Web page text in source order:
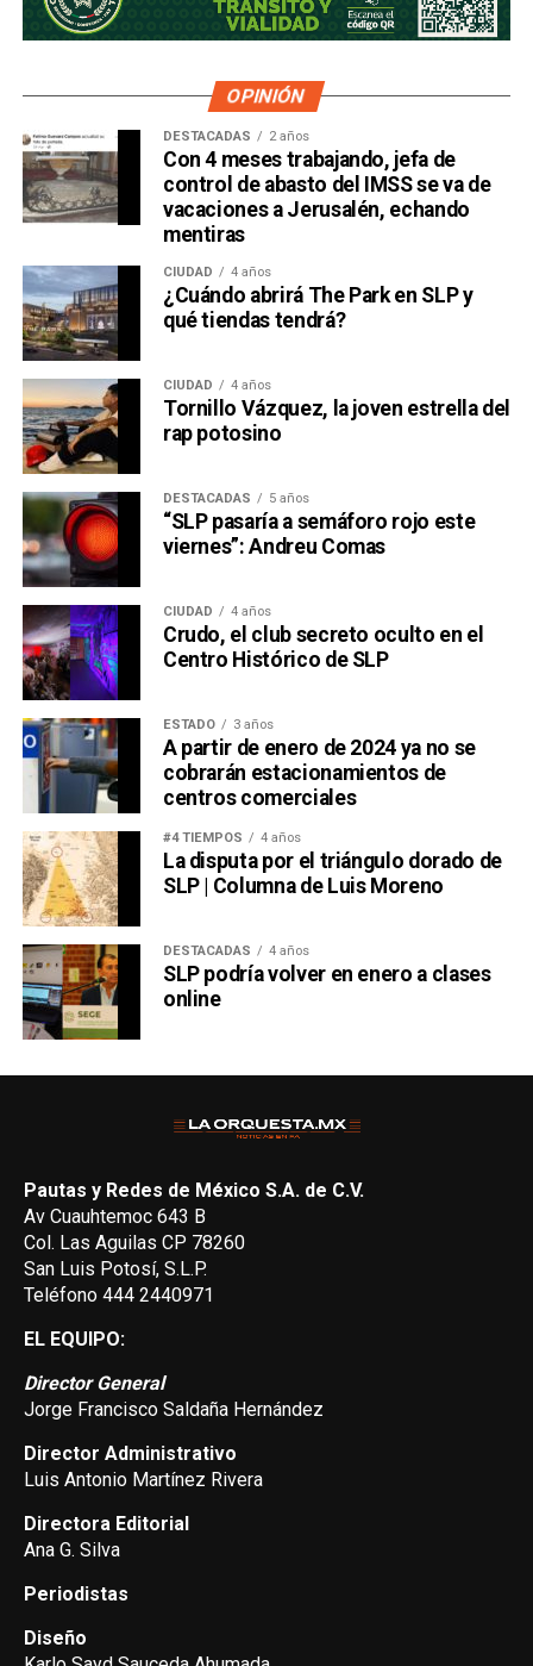
OPINIÓN
DESTACADAS 2 años
Con 4 meses trabajando, jefa de
control de abasto del IMSS se va de
vacaciones a Jerusalén, echando
mentiras
CIUDAD 4 años
¿Cuándo abrirá The Park en SLP y
qué tiendas tendrá?
CIUDAD 4 años
Tornillo Vázquez, la joven estrella del
rap potosino
DESTACADAS 5 años
“SLP pasaría a semáforo rojo este
viernes”: Andreu Comas
CIUDAD 4 años
Crudo, el club secreto oculto en el
Centro Histórico de SLP
ESTADO 3 años
A partir de enero de 2024 ya no se
cobrarán estacionamientos de
centros comerciales
#4 TIEMPOS 4 años
La disputa por el triángulo dorado de
SLP | Columna de Luis Moreno
DESTACADAS 4 años
SLP podría volver en enero a clases
online
Pautas y Redes de México S.A. de C.V.
Av Cuauhtemoc 643 B
Col. Las Aguilas CP 78260
San Luis Potosí, S.L.P.
Teléfono 444 2440971
EL EQUIPO:
Director General
Jorge Francisco Saldaña Hernández
Director Administrativo
Luis Antonio Martínez Rivera
Directora Editorial
Ana G. Silva
Periodistas
Diseño